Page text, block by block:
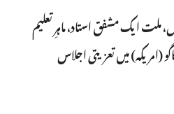
ملت ایک مشفق استاد، ماہرِتعلیم
(امریکہ) میں تعزیتی اجلاس